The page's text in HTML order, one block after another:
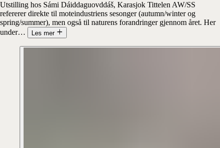
Utstilling hos Sámi Dáiddaguovddáš, Karasjok Tittelen AW/SS
refererer direkte til moteindustriens sesonger (autumn/winter og
spring/summer), men også til naturens forandringer gjennom året. Her
under… Les mer